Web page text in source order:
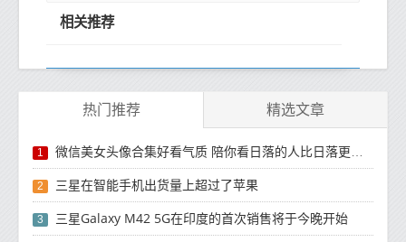
相关推荐
热门推荐 精选文章
1 微信美女头像合集好看气质 陪你看日落的人比日落更浪漫
2 三星在智能手机出货量上超过了苹果
3 三星Galaxy M42 5G在印度的首次销售将于今晚开始